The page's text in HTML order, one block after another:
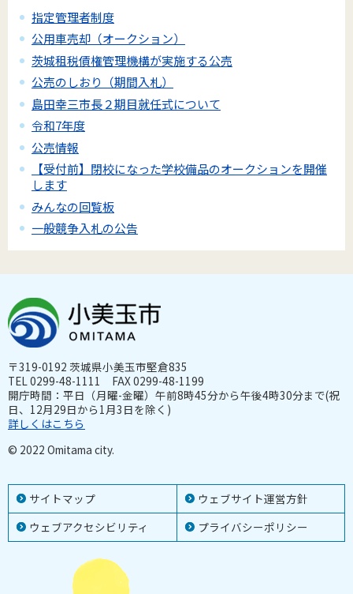
指定管理者制度
公用車売却（オークション）
茨城租税債権管理機構が実施する公売
公売のしおり（期間入札）
島田幸三市長２期目就任式について
令和7年度
公売情報
【受付前】閉校になった学校備品のオークションを開催
します
みんなの回覧板
一般競争入札の公告
サイトマップ
ウェブサイト運営方針
ウェブアクセシビリティ
プライバシーポリシー
〒319-0192 茨城県小美玉市堅倉835
TEL 0299-48-1111 FAX 0299-48-1199
開庁時間：平日（月曜-金曜）午前8時45分から午後4時30分まで(祝
日、12月29日から1月3日を除く)
詳しくはこちら
© 2022 Omitama city.